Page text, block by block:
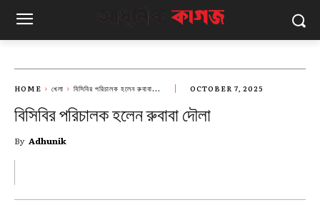
HOME খেলা বিসিবির পরিচালক হলেন রুবাবা... OCTOBER 7, 2025
বিসিবির পরিচালক হলেন রুবাবা দৌলা
By Adhunik